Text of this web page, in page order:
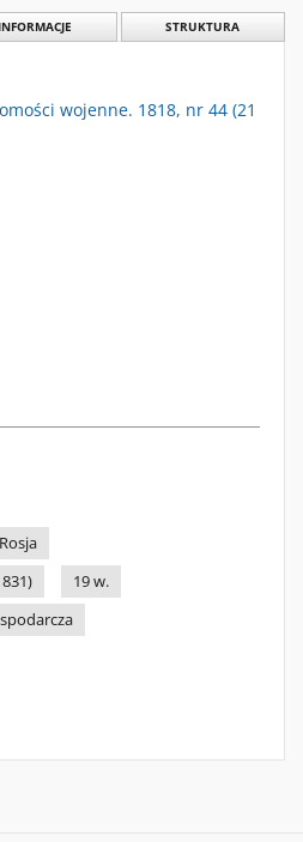
STRUKTURA
wojenne. 1818, nr 44 (21
Rosja
19 w.